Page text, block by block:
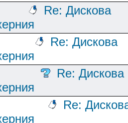
Re: Дискова
Re: Дискова
Re: Дискова
Re: